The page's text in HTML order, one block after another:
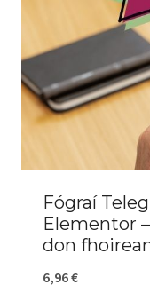
Fógraí
Elementor
don
6,96€